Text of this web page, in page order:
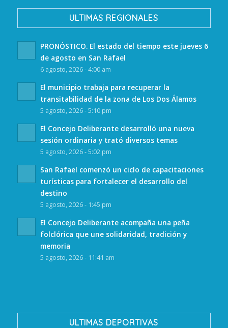
ULTIMAS REGIONALES
PRONÓSTICO. El estado del tiempo este jueves 6
de agosto en San Rafael
6 agosto, 2026 - 4:00 am
El municipio trabaja para recuperar la
transitabilidad de la zona de Los Dos Álamos
5 agosto, 2026 - 5:10 pm
El Concejo Deliberante desarrolló una nueva
sesión ordinaria y trató diversos temas
5 agosto, 2026 - 5:02 pm
San Rafael comenzó un ciclo de capacitaciones
turísticas para fortalecer el desarrollo del
destino
5 agosto, 2026 - 1:45 pm
El Concejo Deliberante acompaña una peña
folclórica que une solidaridad, tradición y
memoria
5 agosto, 2026 - 11:41 am
ULTIMAS DEPORTIVAS